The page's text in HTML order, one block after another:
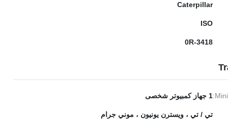
Caterpillar
ISO
0R-3418
1 جهاز كمبيوتر شخصى
تي / تي ، ويسترن يونيون ، موني جرام